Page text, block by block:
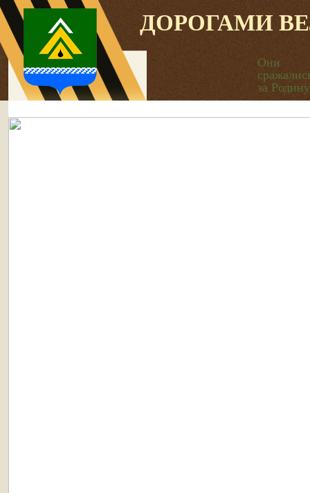
ДОРОГАМИ
Они
за Родину